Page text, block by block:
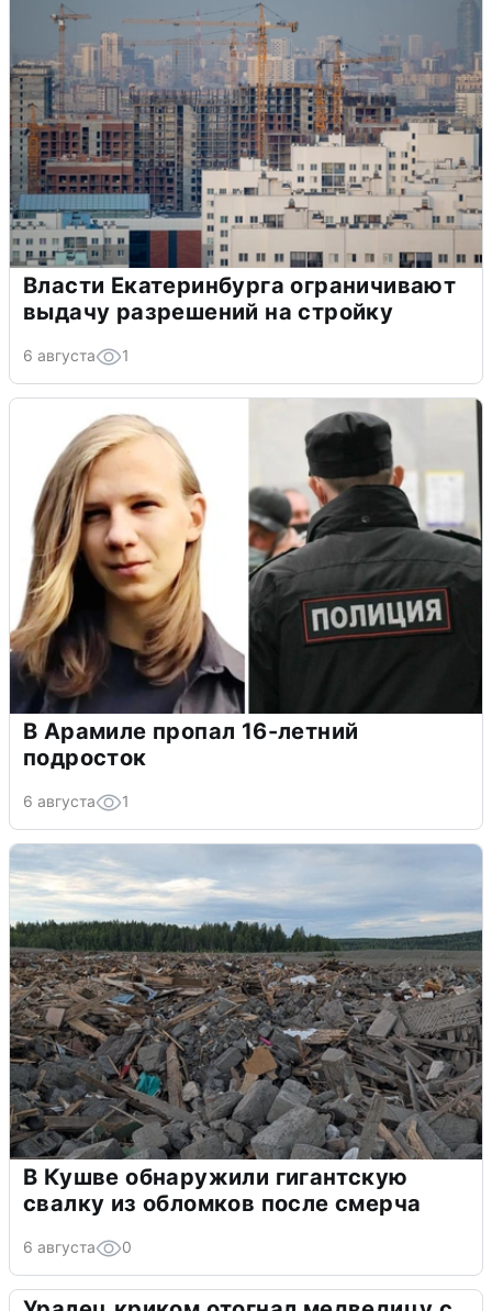
Власти Екатеринбурга ограничивают
выдачу разрешений на стройку
6 августа 1
В Арамиле пропал 16-летний
подросток
6 августа 1
В Кушве обнаружили гигантскую
свалку из обломков после смерча
6 августа 0